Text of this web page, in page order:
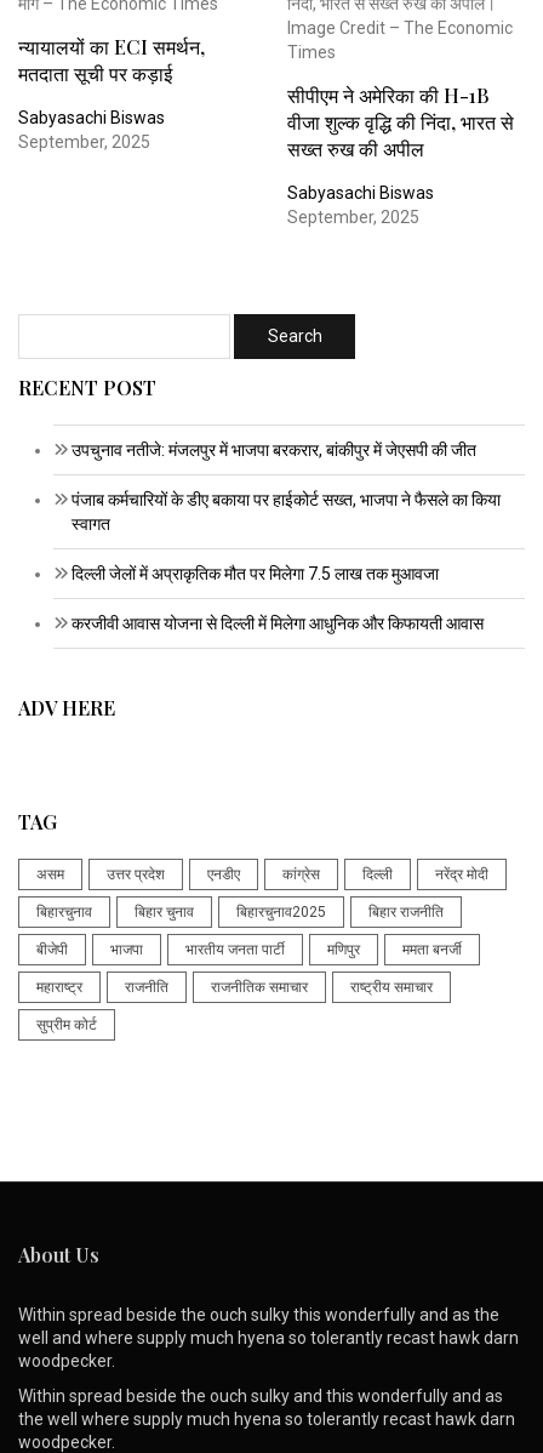
न्यायालयों का ECI समर्थन,
मतदाता सूची पर कड़ाई
Sabyasachi Biswas
September, 2025
सीपीएम ने अमेरिका की H-1B
वीजा शुल्क वृद्धि की निंदा, भारत से
सख्त रुख की अपील
Sabyasachi Biswas
September, 2025
RECENT POST
उपचुनाव नतीजे: मंजलपुर में भाजपा बरकरार, बांकीपुर में जेएसपी की जीत
पंजाब कर्मचारियों के डीए बकाया पर हाईकोर्ट सख्त, भाजपा ने फैसले का किया
स्वागत
दिल्ली जेलों में अप्राकृतिक मौत पर मिलेगा 7.5 लाख तक मुआवजा
करजीवी आवास योजना से दिल्ली में मिलेगा आधुनिक और किफायती आवास
ADV HERE
TAG
असम उत्तर प्रदेश एनडीए कांग्रेस दिल्ली नरेंद्र मोदी
बिहारचुनाव बिहार चुनाव बिहारचुनाव2025 बिहार राजनीति
बीजेपी भाजपा भारतीय जनता पार्टी मणिपुर ममता बनर्जी
महाराष्ट्र राजनीति राजनीतिक समाचार राष्ट्रीय समाचार
सुप्रीम कोर्ट
About Us
Within spread beside the ouch sulky this wonderfully and as the
well and where supply much hyena so tolerantly recast hawk darn
woodpecker.
Within spread beside the ouch sulky and this wonderfully and as
the well where supply much hyena so tolerantly recast hawk darn
woodpecker.